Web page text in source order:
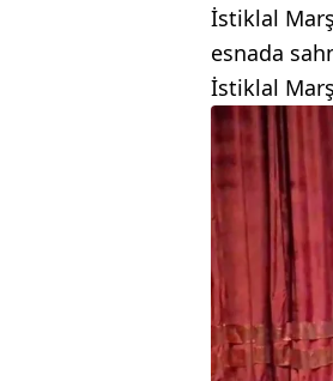
İstiklal
esnada
İstiklal